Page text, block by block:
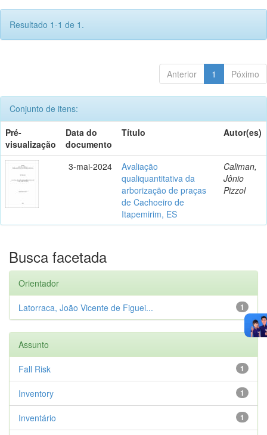
Resultado 1-1 de 1.
Anterior 1 Póximo
Conjunto de itens:
Pré-
visualização
Data do
documento
Título Autor(es)
3-mai-2024
Avaliação
qualiquantitativa da
arborização de praças
de Cachoeiro de
Itapemirim, ES
Caliman,
Jônio
Pizzol
Busca facetada
Orientador
1
Latorraca, João Vicente de Figuei...
Assunto
1
Fall Risk
1
Inventory
1
Inventário